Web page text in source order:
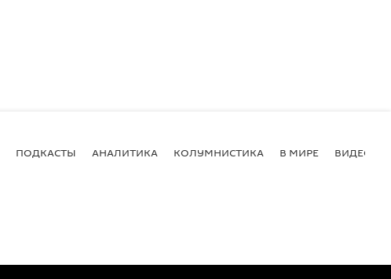
ПОДКАСТЫ АНАЛИТИКА КОЛУМНИСТИКА В МИРЕ ВИДЕО